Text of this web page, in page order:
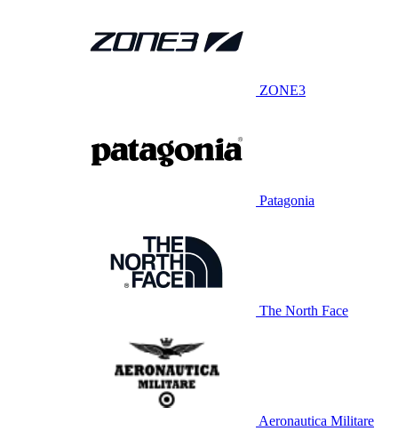
ZONE3
Patagonia
The North Face
Aeronautica Militare